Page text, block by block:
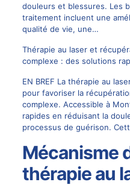
douleurs et blessures. Les
traitement incluent une
qualité de vie, une…
Thérapie au laser et
complexe : des solutions
EN BREF La thérapie au
pour favoriser la
complexe. Accessible à
rapides en réduisant la
processus de guérison.
Mécanisme
thérapie au